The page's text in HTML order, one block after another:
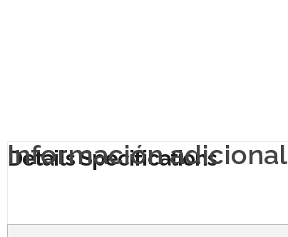
Información adicional